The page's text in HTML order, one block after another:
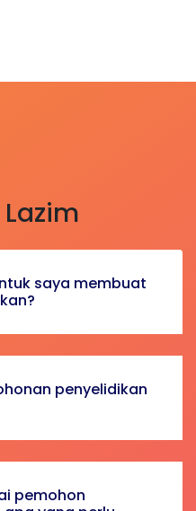
Lazim
saya membuat
penyelidikan
pemohon